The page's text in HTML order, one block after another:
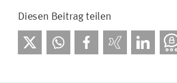
Diesen Beitrag teilen